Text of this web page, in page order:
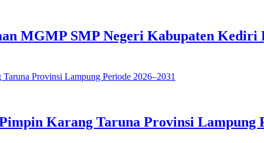
MGMP SMP Negeri Kabupaten
Karang Taruna Provinsi Lampung